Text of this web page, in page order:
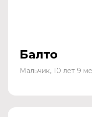
Балто
Мальчик, 10 лет 9